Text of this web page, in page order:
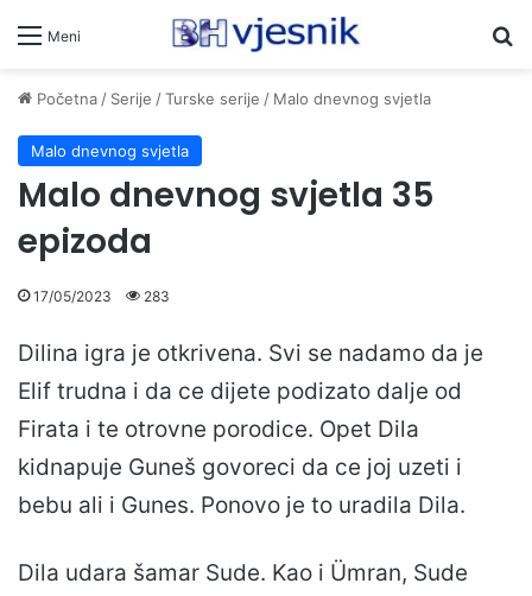
Meni
Početna/ Serije /Turske serije / Malo dnevnog svjetla
Malo dnevnog svjetla
Malo dnevnog svjetla 35
epizoda
17/05/2023 283
Dilina igra je otkrivena. Svi se nadamo da je
Elif trudna i da ce dijete podizato dalje od
Firata i te otrovne porodice. Opet Dila
kidnapuje Guneš govoreci da ce joj uzeti i
bebu ali i Gunes. Ponovo je to uradila Dila.
Dila udara šamar Sude. Kao i Ümran, Sude